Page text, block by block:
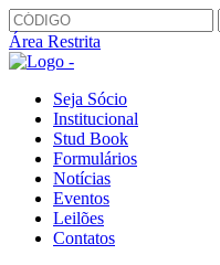
Área Restrita
Seja Sócio
Institucional
Stud Book
Formulários
Notícias
Eventos
Leilões
Contatos